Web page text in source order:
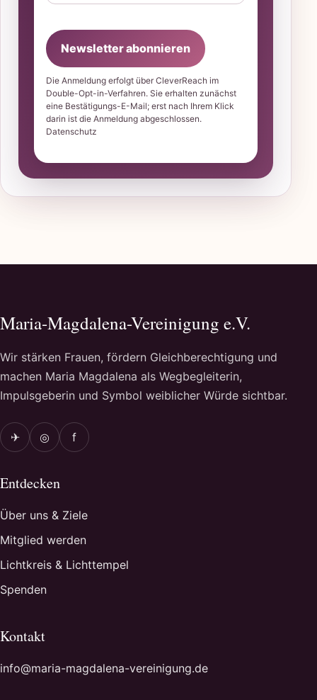
Newsletter abonnieren
Die Anmeldung erfolgt über CleverReach im
Double-Opt-in-Verfahren. Sie erhalten zunächst
eine Bestätigungs-E-Mail; erst nach Ihrem Klick
darin ist die Anmeldung abgeschlossen.
Datenschutz
Maria-Magdalena-Vereinigung e.V.
Wir stärken Frauen, fördern Gleichberechtigung und
machen Maria Magdalena als Wegbegleiterin,
Impulsgeberin und Symbol weiblicher Würde sichtbar.
✈ ◎ f
Entdecken
Über uns & Ziele
Mitglied werden
Lichtkreis & Lichttempel
Spenden
Kontakt
info@maria-magdalena-vereinigung.de